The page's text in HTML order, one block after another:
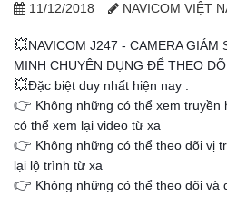
11/12/2018 NAVICOM VIỆT
💥NAVICOM J247 - CAMERA GIÁM
MINH CHUYÊN DỤNG ĐỂ THEO
💥Đặc biệt duy nhất hiện nay :
👉 Không những có thể xem
có thể xem lại video từ xa
👉 Không những có thể theo dõi vị
lại lộ trình từ xa
👉 Không những có thể theo dõi và